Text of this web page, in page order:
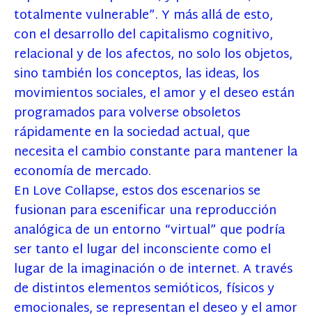
totalmente vulnerable”. Y más allá de esto,
con el desarrollo del capitalismo cognitivo,
relacional y de los afectos, no solo los objetos,
sino también los conceptos, las ideas, los
movimientos sociales, el amor y el deseo están
programados para volverse obsoletos
rápidamente en la sociedad actual, que
necesita el cambio constante para mantener la
economía de mercado.
En Love Collapse, estos dos escenarios se
fusionan para escenificar una reproducción
analógica de un entorno “virtual” que podría
ser tanto el lugar del inconsciente como el
lugar de la imaginación o de internet. A través
de distintos elementos semióticos, físicos y
emocionales, se representan el deseo y el amor